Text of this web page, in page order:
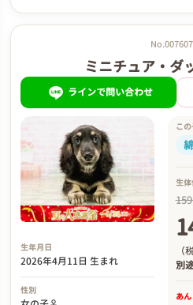
ミニチュア・ダ
ラインで問い合わせ
生年月日
2026年4月11日 生まれ
性別
こ
生
（
別
あ